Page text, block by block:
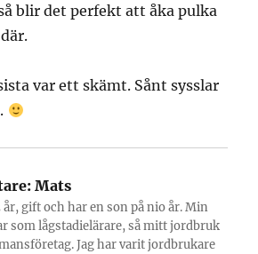
blir det perfekt att åka pulka
var ett skämt. Sånt sysslar
Mats
år, gift och har en son på nio år. Min
som lågstadielärare, så mitt jordbruk
Jag har varit jordbrukare